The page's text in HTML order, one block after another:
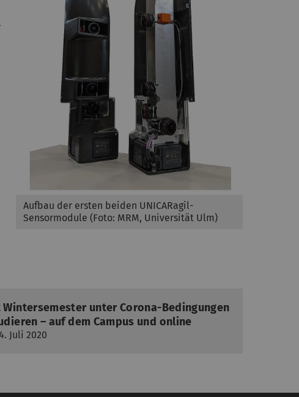
Aufbau der ersten beiden UNICARagil-
Sensormodule (Foto: MRM, Universität Ulm)
unter Corona-Bedingungen
– auf dem Campus und online
Juli 2020